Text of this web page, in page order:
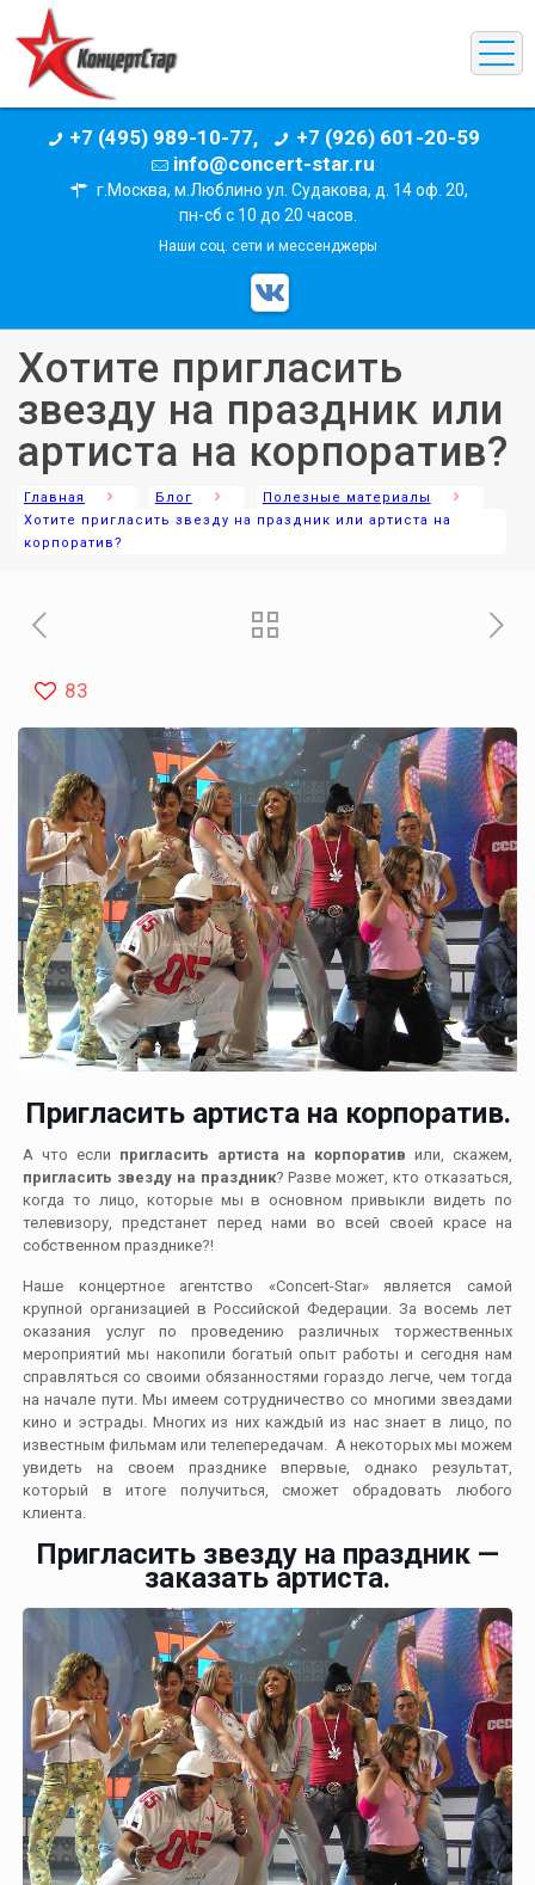
+7 (495) 989-10-77,
+7 (926) 601-20-59
info@concert-star.ru
г.Москва, м.Люблино ул. Судакова, д. 14 оф. 20,
пн-сб с 10 до 20 часов.
Наши соц. сети и мессенджеры
Хотите пригласить
звезду на праздник или
артиста на корпоратив?
Главная Блог
Полезные материалы
Хотите пригласить звезду на праздник или артиста на
корпоратив?
83
Пригласить артиста на корпоратив.
А что если пригласить артиста на корпоратив или, скажем,
пригласить звезду на праздник? Разве может, кто отказаться,
когда то лицо, которые мы в основном привыкли видеть по
телевизору, предстанет перед нами во всей своей красе на
собственном празднике?!
Наше концертное агентство «Concert-Star» является самой
крупной организацией в Российской Федерации. За восемь лет
оказания услуг по проведению различных торжественных
мероприятий мы накопили богатый опыт работы и сегодня нам
справляться со своими обязанностями гораздо легче, чем тогда
на начале пути. Мы имеем сотрудничество со многими звездами
кино и эстрады. Многих из них каждый из нас знает в лицо, по
известным фильмам или телепередачам. А некоторых мы можем
увидеть на своем празднике впервые, однако результат,
который в итоге получиться, сможет обрадовать любого
клиента.
Пригласить звезду на праздник —
заказать артиста.